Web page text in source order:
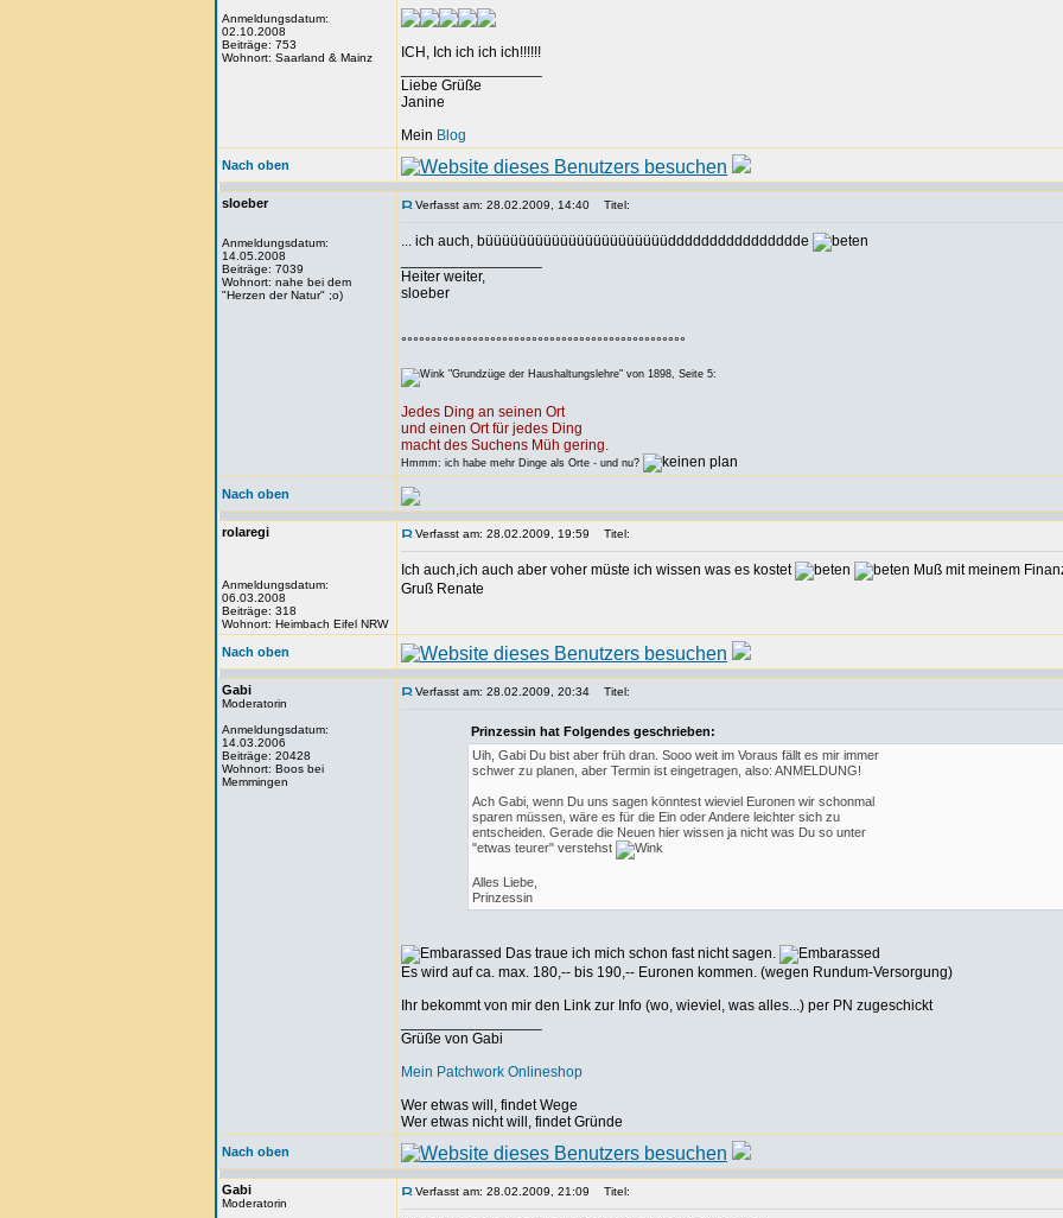
Anmeldungsdatum:
02.10.2008
Beiträge: 753
Wohnort: Saarland & Mainz
ICH, Ich ich ich ich!!!!!!
Liebe Grüße
Janine
Mein Blog
Nach oben
sloeber
Anmeldungsdatum:
14.05.2008
Beiträge: 7039
Wohnort: nahe bei dem
"Herzen der Natur" ;o)
Verfasst am: 28.02.2009, 14:40 Titel:
... ich auch, büüüüüüüüüüüüüüüüüüüüüüdddddddddddddddde
Heiter weiter,
sloeber
°°°°°°°°°°°°°°°°°°°°°°°°°°°°°°°°°°°°°°°°°°°°°°°°
"Grundzüge der Haushaltungslehre" von 1898, Seite 5:
Jedes Ding an seinen Ort
und einen Ort für jedes Ding
macht des Suchens Müh gering.
Hmmm: ich habe mehr Dinge als Orte - und nu?
Nach oben
rolaregi
Anmeldungsdatum:
06.03.2008
Beiträge: 318
Wohnort: Heimbach Eifel NRW
Verfasst am: 28.02.2009, 19:59 Titel:
Ich auch,ich auch aber voher müste ich wissen was es kostet
Muß mit meinem
Gruß Renate
Nach oben
Gabi
Moderatorin
Anmeldungsdatum:
14.03.2006
Beiträge: 20428
Wohnort: Boos bei
Memmingen
Verfasst am: 28.02.2009, 20:34 Titel:
Prinzessin hat Folgendes geschrieben:
Uih, Gabi Du bist aber früh dran. Sooo weit im Voraus fällt es mir immer
schwer zu planen, aber Termin ist eingetragen, also: ANMELDUNG!
Ach Gabi, wenn Du uns sagen könntest wieviel Euronen wir schonmal
sparen müssen, wäre es für die Ein oder Andere leichter sich zu
entscheiden. Gerade die Neuen hier wissen ja nicht was Du so unter
"etwas teurer" verstehst
Alles Liebe,
Prinzessin
Das traue ich mich schon fast nicht sagen.
Es wird auf ca. max. 180,-- bis 190,-- Euronen kommen. (wegen Rundum-Versorgung)
Ihr bekommt von mir den Link zur Info (wo, wieviel, was alles...) per PN zugeschickt
Grüße von Gabi
Mein Patchwork Onlineshop
Wer etwas will, findet Wege
Wer etwas nicht will, findet Gründe
Nach oben
Gabi
Moderatorin
Verfasst am: 28.02.2009, 21:09 Titel: